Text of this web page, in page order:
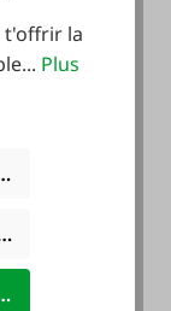
LC A 7
t'offrir la
Plus
cookies